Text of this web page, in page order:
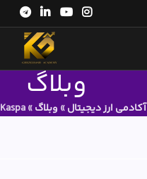
وبلاگ
آکادمی ارز دیجیتال» وبلاگ»Kaspa چیست؟